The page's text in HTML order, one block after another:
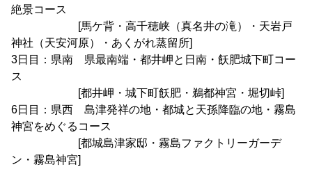
絶景コース
[馬ケ背・高千穂峡（真名井の滝）・天岩戸
神社（天安河原）・あくがれ蒸留所]
3日目：県南 県最南端・都井岬と日南・飫肥城下町コー
ス
[都井岬・城下町飫肥・鵜都神宮・堀切峠]
6日目：県西 島津発祥の地・都城と天孫降臨の地・霧島
神宮をめぐるコース
[都城島津家邸・霧島ファクトリーガーデ
ン・霧島神宮]